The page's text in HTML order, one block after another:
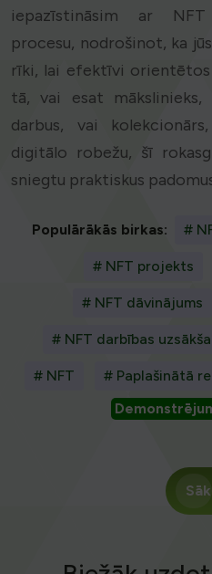
iepazīstināsim ar NFT
procesu, nodrošinot, ka
rīki, lai efektīvi
tā, vai esat mākslinieks,
darbus, vai
digitālo robežu, šī
sniegtu praktiskus
Populārākās birkas: #
# NFT projekts
# NFT dāvinājums
# NFT darbības
# NFT # Paplašinātā